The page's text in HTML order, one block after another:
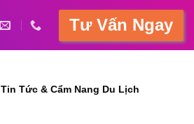
Tư Vấn Ngay
Tin Tức & Cẩm Nang Du Lịch